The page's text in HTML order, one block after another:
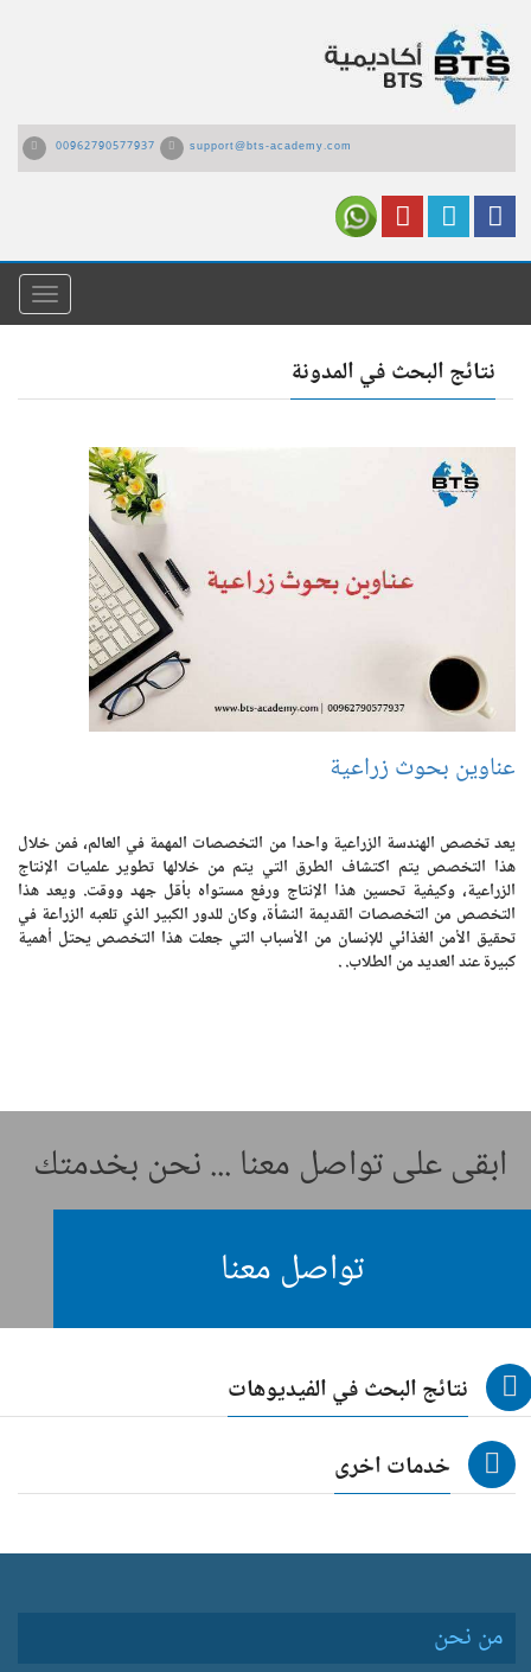
00962790577937 support@bts-academy.com
القائمة
نتائج البحث في المدونة
عناوين بحوث زراعية
يعد تخصص الهندسة الزراعية واحدا من التخصصات المهمة في العالم، فمن خلال
هذا التخصص يتم اكتشاف الطرق التي يتم من خلالها تطوير علميات الإنتاج
الزراعية، وكيفية تحسين هذا الإنتاج ورفع مستواه بأقل جهد ووقت. ويعد هذا
التخصص من التخصصات القديمة النشأة، وكان للدور الكبير الذي تلعبه الزراعة في
تحقيق الأمن الغذائي للإنسان من الأسباب التي جعلت هذا التخصص يحتل أهمية
كبيرة عند العديد من الطلاب. .
ابقى على تواصل معنا ... نحن بخدمتك
تواصل معنا
نتائج البحث في الفيديوهات
خدمات اخرى
من نحن